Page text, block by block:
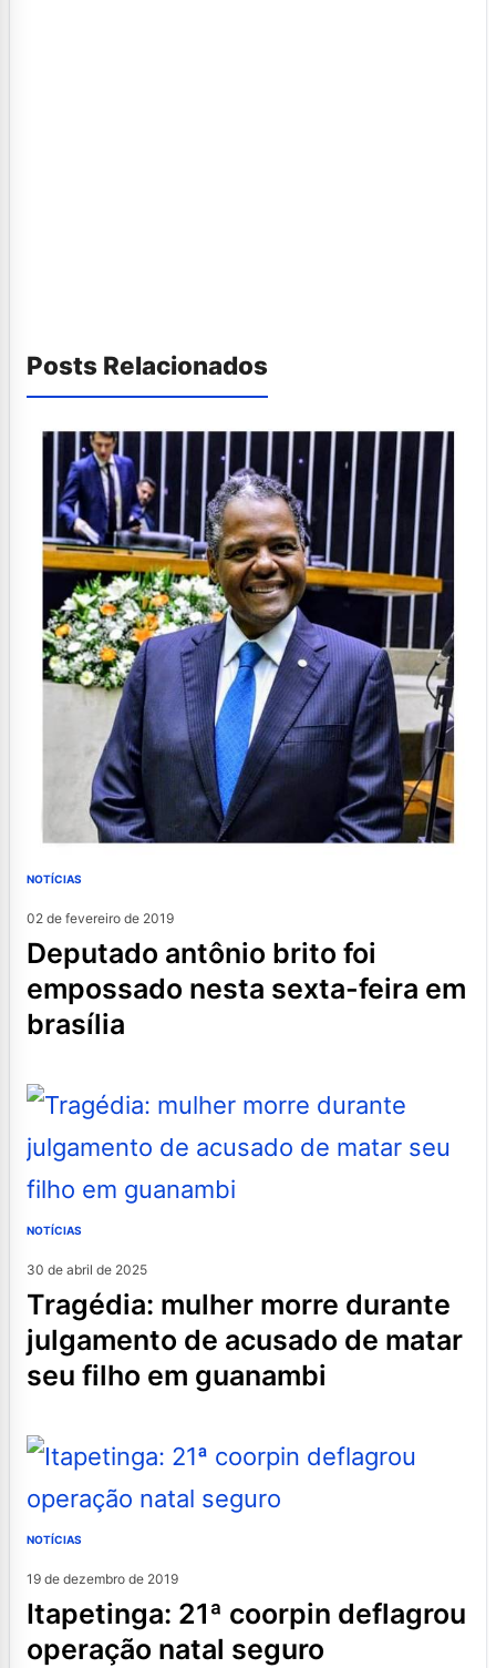
Posts Relacionados
NOTÍCIAS
02 de fevereiro de 2019
deputado antônio brito foi
empossado nesta sexta-feira em
brasília
NOTÍCIAS
30 de abril de 2025
tragédia: mulher morre durante
julgamento de acusado de matar
seu filho em guanambi
NOTÍCIAS
19 de dezembro de 2019
itapetinga: 21ª coorpin deflagrou
operação natal seguro